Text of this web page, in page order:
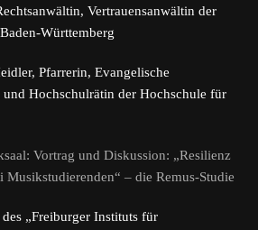
Vertrauensanwältin der
Württemberg
Pfarrerin, Evangelische
und Hochschulrätin der Hochschule für
Vortrag und Diskussion: „Resilienz
Musikstudierenden“ – die Remus-Studie
„Freiburger Instituts für